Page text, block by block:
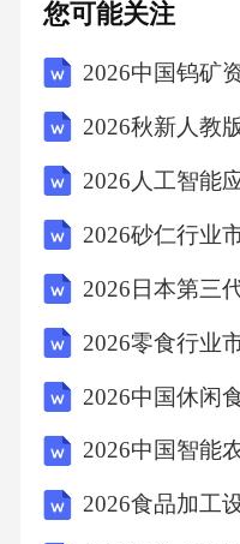
缸里放一些水草，原
A、水草会释放氧气
足够的氧气
C、水草具有分解鱼
【答案】：A水草能
并释放出鱼所需要的
您可能关注